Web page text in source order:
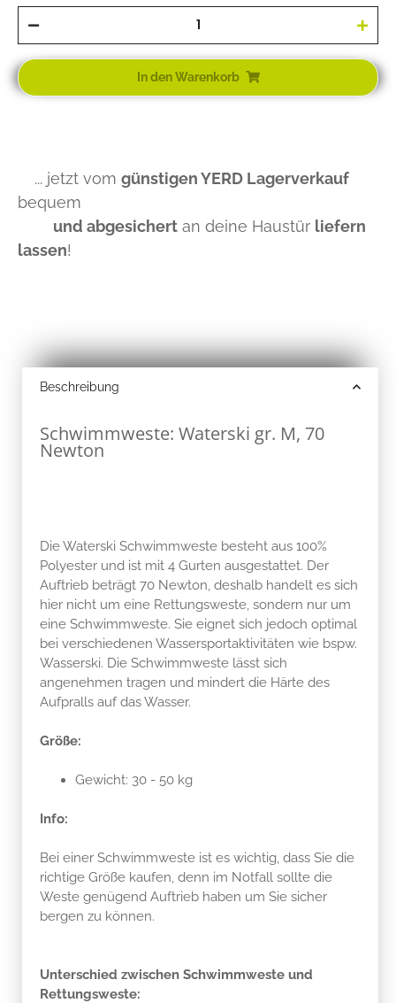
In den Warenkorb
... jetzt vom günstigen YERD Lagerverkauf
bequem
und abgesichert an deine Haustür liefern
lassen!
Beschreibung
Schwimmweste: Waterski gr. M, 70
Newton
Die Waterski Schwimmweste besteht aus 100%
Polyester und ist mit 4 Gurten ausgestattet. Der
Auftrieb beträgt 70 Newton, deshalb handelt es sich
hier nicht um eine Rettungsweste, sondern nur um
eine Schwimmweste. Sie eignet sich jedoch optimal
bei verschiedenen Wassersportaktivitäten wie bspw.
Wasserski. Die Schwimmweste lässt sich
angenehmen tragen und mindert die Härte des
Aufpralls auf das Wasser.
Größe:
Gewicht: 30 - 50 kg
Info:
Bei einer Schwimmweste ist es wichtig, dass Sie die
richtige Größe kaufen, denn im Notfall sollte die
Weste genügend Auftrieb haben um Sie sicher
bergen zu können.
Unterschied zwischen Schwimmweste und
Rettungsweste: